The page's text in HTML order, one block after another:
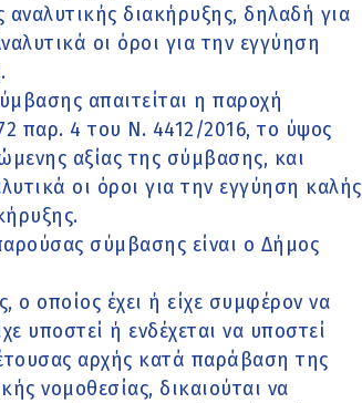
διακήρυξης, δηλαδή για
οι όροι για την εγγύηση
απαιτείται η παροχή
παρ. 4 του Ν. 4412/2016, το ύψος
αξίας της σύμβασης, και
οι όροι για την εγγύηση καλής
σύμβασης είναι ο Δήμος
ο οποίος έχει ή είχε συμφέρον να
υποστεί ή ενδέχεται να υποστεί
αρχής κατά παράβαση της
νομοθεσίας, δικαιούται να